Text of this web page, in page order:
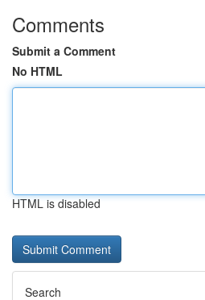
Comments
Submit a Comment
No HTML
HTML is disabled
Search